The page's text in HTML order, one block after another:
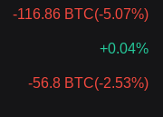
-116.86 BTC(-5.07%)
+0.04%
-56.8 BTC(-2.53%)